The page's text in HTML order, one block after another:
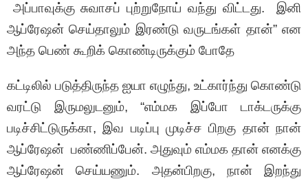
அப்பாவுக்கு சுவாசப் புற்றுநோய் வந்து விட்டது. இனி
ஆப்ரேஷன் செய்தாலும் இரண்டு வருடங்கள் தான்” என
அந்த பெண் கூறிக் கொண்டிருக்கும் போதே
கட்டிலில் படுத்திருந்த ஐயா எழுந்து, உட்கார்ந்து கொண்டு
வரட்டு இருமலுடனும், “எம்மக இப்போ டாக்டருக்கு
படிச்சிட்டுருக்கா, இவ படிப்பு முடிச்ச பிறகு தான் நான்
ஆப்ரேஷன் பண்ணிப்பேன். அதுவும் எம்மக தான் எனக்கு
ஆப்ரேஷன் செய்யணும். அதன்பிறகு, நான் இறந்து